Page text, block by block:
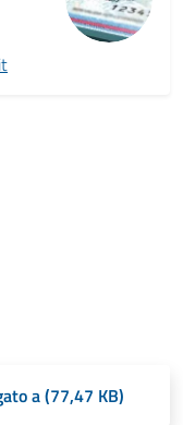
a (77,47 KB)